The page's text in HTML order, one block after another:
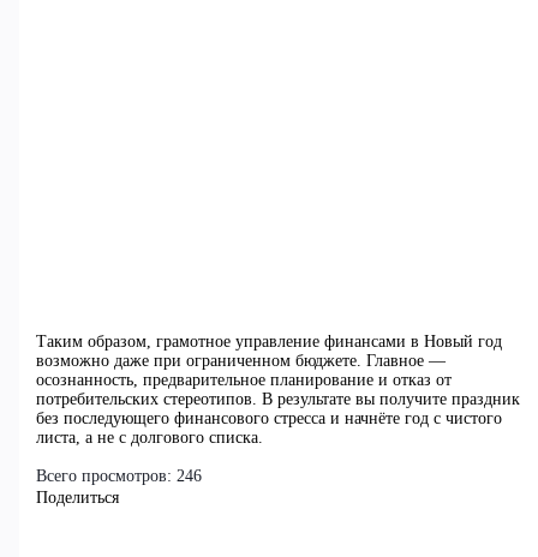
Таким образом, грамотное управление финансами в Новый год
возможно даже при ограниченном бюджете. Главное —
осознанность, предварительное планирование и отказ от
потребительских стереотипов. В результате вы получите праздник
без последующего финансового стресса и начнёте год с чистого
листа, а не с долгового списка.
Всего просмотров: 246
Поделиться